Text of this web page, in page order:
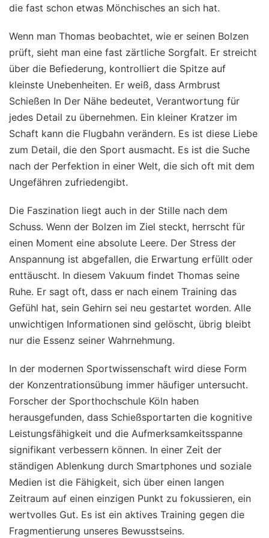
die fast schon etwas Mönchisches an sich hat.
Wenn man Thomas beobachtet, wie er seinen Bolzen
prüft, sieht man eine fast zärtliche Sorgfalt. Er streicht
über die Befiederung, kontrolliert die Spitze auf
kleinste Unebenheiten. Er weiß, dass Armbrust
Schießen In Der Nähe bedeutet, Verantwortung für
jedes Detail zu übernehmen. Ein kleiner Kratzer im
Schaft kann die Flugbahn verändern. Es ist diese Liebe
zum Detail, die den Sport ausmacht. Es ist die Suche
nach der Perfektion in einer Welt, die sich oft mit dem
Ungefähren zufriedengibt.
Die Faszination liegt auch in der Stille nach dem
Schuss. Wenn der Bolzen im Ziel steckt, herrscht für
einen Moment eine absolute Leere. Der Stress der
Anspannung ist abgefallen, die Erwartung erfüllt oder
enttäuscht. In diesem Vakuum findet Thomas seine
Ruhe. Er sagt oft, dass er nach einem Training das
Gefühl hat, sein Gehirn sei neu gestartet worden. Alle
unwichtigen Informationen sind gelöscht, übrig bleibt
nur die Essenz seiner Wahrnehmung.
In der modernen Sportwissenschaft wird diese Form
der Konzentrationsübung immer häufiger untersucht.
Forscher der Sporthochschule Köln haben
herausgefunden, dass Schießsportarten die kognitive
Leistungsfähigkeit und die Aufmerksamkeitsspanne
signifikant verbessern können. In einer Zeit der
ständigen Ablenkung durch Smartphones und soziale
Medien ist die Fähigkeit, sich über einen langen
Zeitraum auf einen einzigen Punkt zu fokussieren, ein
wertvolles Gut. Es ist ein aktives Training gegen die
Fragmentierung unseres Bewusstseins.